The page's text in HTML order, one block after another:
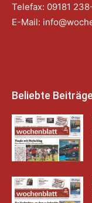
Telefax: 09181
E-Mail:
Beliebte Beiträge